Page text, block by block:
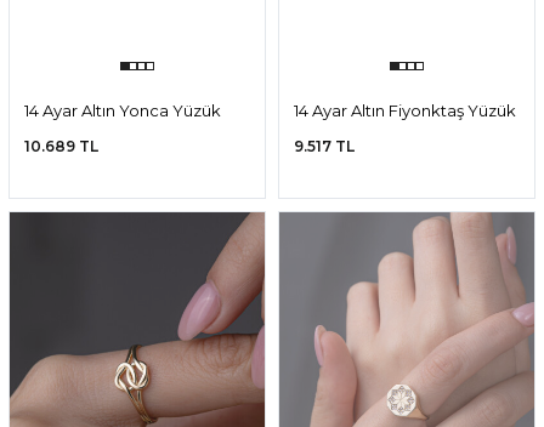
14 Ayar Altın Yonca Yüzük
10.689 TL
14 Ayar Altın Fiyonktaş Yüzük
9.517 TL